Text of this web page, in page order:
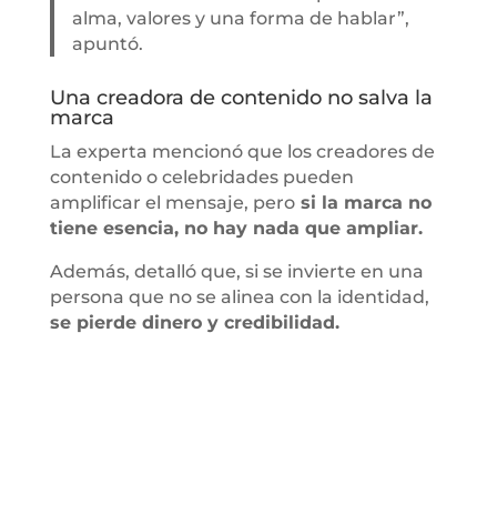
alma, valores y una forma de hablar”,
apuntó.
Una creadora de contenido no salva la
marca
La experta mencionó que los creadores de
contenido o celebridades pueden
amplificar el mensaje, perosi la marca no
tiene esencia, no hay nada que ampliar.
Además, detalló que, si se invierte en una
persona que no se alinea con la identidad,
se pierde dinero y credibilidad.